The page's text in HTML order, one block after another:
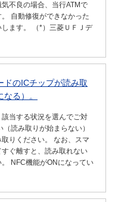
不良の場合、当行ATMで
自動修復ができなかった
ます。 （*）三菱ＵＦＪデ
ドのICチップが読み取
る）。
当する状況を選んでご対
読み取りが始まらない）
りください。 なお、スマ
ぐ離すと、読み取れない
NFC機能がONになってい